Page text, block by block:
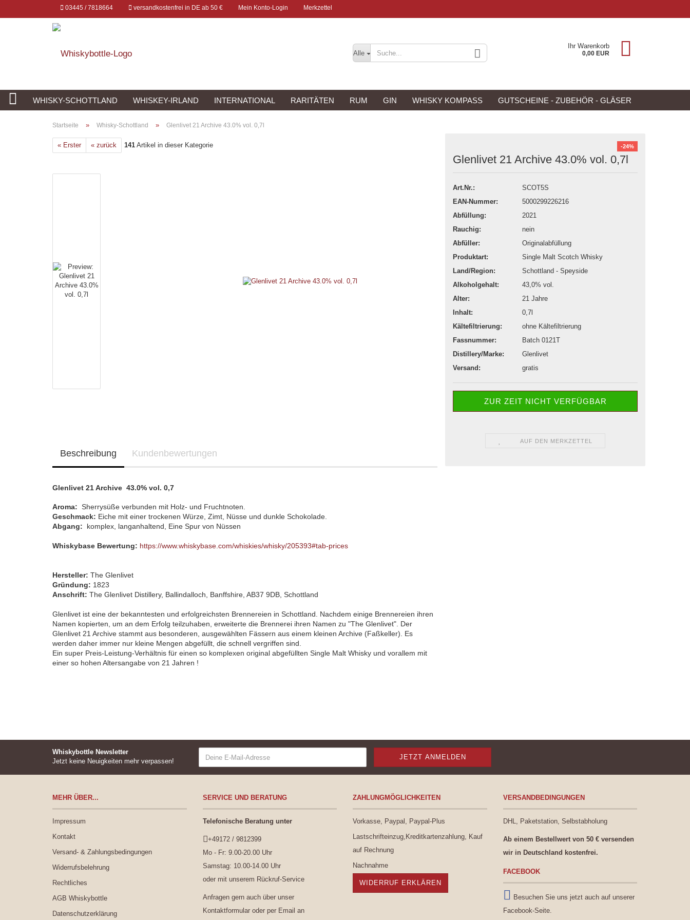
03445 / 7818664 versandkostenfrei in DE ab 50 € Mein Konto-Login Merkzettel
Alle
Ihr Warenkorb
0,00 EUR
WHISKY-SCHOTTLAND WHISKEY-IRLAND INTERNATIONAL RARITÄTEN RUM GIN WHISKY KOMPASS GUTSCHEINE - ZUBEHÖR - GLÄSER
Startseite » Whisky-Schottland » Glenlivet 21 Archive 43.0% vol. 0,7l
« Erster « zurück 141 Artikel in dieser Kategorie -24%
Glenlivet 21 Archive 43.0% vol. 0,7l
Art.Nr.:
SCOT5S
EAN-Nummer:
5000299226216
Abfüllung:
2021
Rauchig:
nein
Abfüller:
Originalabfüllung
Produktart:
Single Malt Scotch Whisky
Land/Region:
Schottland - Speyside
Alkoholgehalt:
43,0% vol.
Alter:
21 Jahre
Inhalt:
0,7l
Kältefiltrierung:
ohne Kältefiltrierung
Fassnummer:
Batch 0121T
Distillery/Marke:
Glenlivet
Versand:
gratis
ZUR ZEIT NICHT VERFÜGBAR
AUF DEN MERKZETTEL
Beschreibung Kundenbewertungen
Glenlivet 21 Archive 43.0% vol. 0,7
Aroma: Sherrysüße verbunden mit Holz- und Fruchtnoten.
Geschmack: Eiche mit einer trockenen Würze, Zimt, Nüsse und dunkle Schokolade.
Abgang:
komplex, langanhaltend, Eine Spur von Nüssen
Whiskybase Bewertung: https://www.whiskybase.com/whiskies/whisky/205393#tab-prices
Hersteller: The Glenlivet
Gründung: 1823
Anschrift: The Glenlivet Distillery, Ballindalloch, Banffshire, AB37 9DB, Schottland
Glenlivet ist eine der bekanntesten und erfolgreichsten Brennereien in Schottland. Nachdem einige Brennereien ihren
Namen kopierten, um an dem Erfolg teilzuhaben, erweiterte die Brennerei ihren Namen zu "The Glenlivet". Der
Glenlivet 21 Archive stammt aus besonderen, ausgewählten Fässern aus einem kleinen Archive (Faßkeller). Es
werden daher immer nur kleine Mengen abgefüllt, die schnell vergriffen sind.
Ein super Preis-Leistung-Verhältnis für einen so komplexen original abgefüllten Single Malt Whisky und vorallem mit
einer so hohen Altersangabe von 21 Jahren !
Whiskybottle Newsletter
Jetzt keine Neuigkeiten mehr verpassen!
MEHR ÜBER...
Impressum
Kontakt
Versand- & Zahlungsbedingungen
Widerrufsbelehrung
Rechtliches
AGB Whiskybottle
Datenschutzerklärung
SERVICE UND BERATUNG
Telefonische Beratung unter
+49172 / 9812399
Mo - Fr: 9.00-20.00 Uhr
Samstag: 10.00-14.00 Uhr
oder mit unserem Rückruf-Service
Anfragen gern auch über unser
Kontaktformularoder per Email an
ZAHLUNGMÖGLICHKEITEN
Vorkasse, Paypal, Paypal-Plus
Lastschrifteinzug,Kreditkartenzahlung, Kauf
auf Rechnung
Nachnahme
WIDERRUF ERKLÄREN
VERSANDBEDINGUNGEN
DHL, Paketstation, Selbstabholung
Ab einem Bestellwert von 50 € versenden
wir in Deutschland kostenfrei.
FACEBOOK
Besuchen Sie uns jetzt auch auf unserer
Facebook-Seite.